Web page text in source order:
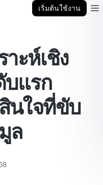
เริ่มต้นใช้งาน
ะห์เชิง
บแรก
นใจที่ขับ
ล